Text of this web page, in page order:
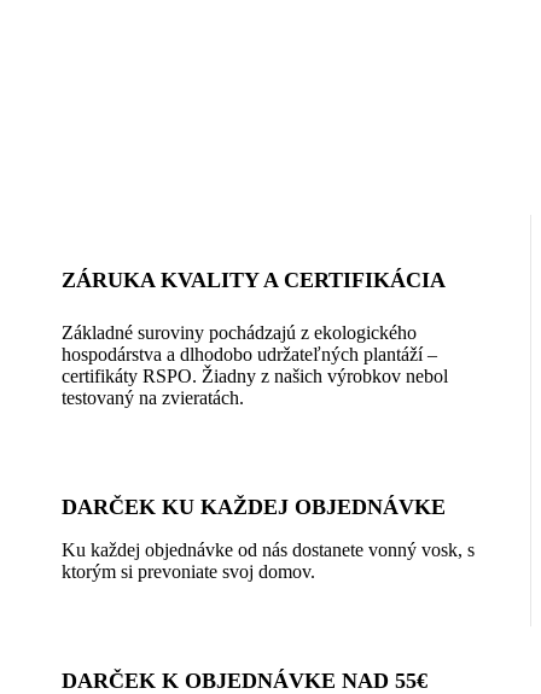
ZÁRUKA KVALITY A CERTIFIKÁCIA
Základné suroviny pochádzajú z ekologického
hospodárstva a dlhodobo udržateľných plantáží –
certifikáty RSPO. Žiadny z našich výrobkov nebol
testovaný na zvieratách.
DARČEK KU KAŽDEJ OBJEDNÁVKE
Ku každej objednávke od nás dostanete vonný vosk, s
ktorým si prevoniate svoj domov.
DARČEK K OBJEDNÁVKE NAD 55€